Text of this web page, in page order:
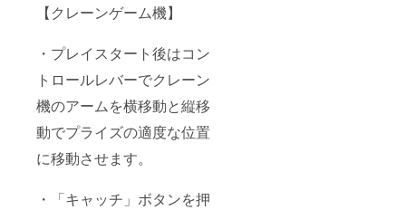
【クレーンゲーム機】
・プレイスタート後はコン
トロールレバーでクレーン
機のアームを横移動と縦移
動でプライズの適度な位置
に移動させます。
・「キャッチ」ボタンを押